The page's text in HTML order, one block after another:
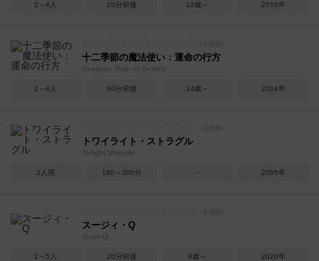
2～4人 20分前後 12歳～ 2016年
十二季節の魔法使い：運命の行方
Seasons: Path of Destiny
2～4人 60分前後 14歳～ 2014年
トワイライト・ストラグル
Twilight Struggle
2人用 180～300分 － 2005年
スージィ・Q
Suzie-Q
2～5人 20分前後 8歳～ 2020年